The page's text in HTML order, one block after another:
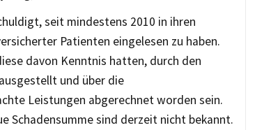
seit mindestens 2010 in ihren
Patienten eingelesen zu haben.
davon Kenntnis hatten, durch den
und über die
Leistungen abgerechnet worden sein.
Schadensumme sind derzeit nicht bekannt.